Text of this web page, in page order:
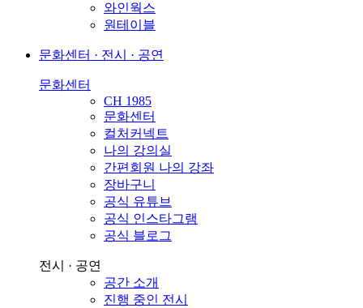
와인웍스
원테이블
문화센터 · 전시 · 공연
문화센터
CH 1985
문화센터
컬처커넥트
나의 강의실
간편회원 나의 강좌
장바구니
공식 유튜브
공식 인스타그램
공식 블로그
전시 · 공연
공간 소개
진행 중인 전시